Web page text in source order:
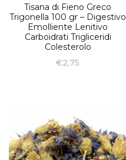
Tisana di Fieno Greco
Trigonella 100 gr – Digestivo
Emolliente Lenitivo
Carboidrati Trigliceridi
Colesterolo
€2,75